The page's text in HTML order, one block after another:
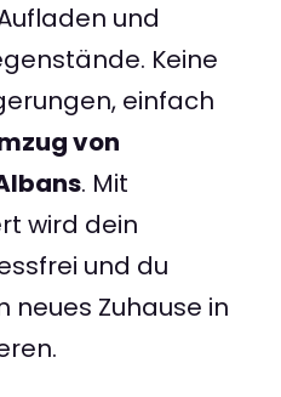
und
Keine
einfach
von
. Mit
wird dein
und du
neues Zuhause in